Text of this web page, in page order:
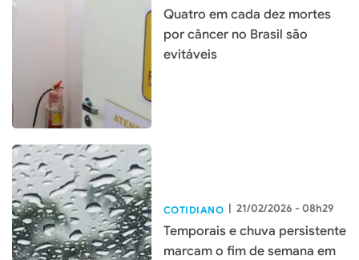
Quatro em cada dez mortes
por câncer no Brasil são
evitáveis
COTIDIANO | 21/02/2026 - 08h29
Temporais e chuva persistente
marcam o fim de semana em